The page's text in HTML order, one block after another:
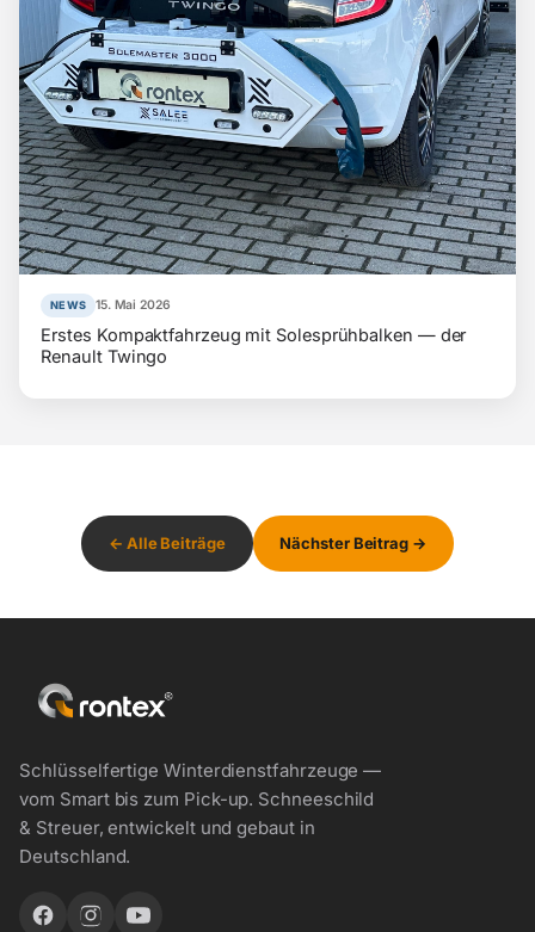
NEWS 15. Mai 2026
Erstes Kompaktfahrzeug mit Solesprühbalken — der
Renault Twingo
← Alle Beiträge Nächster Beitrag →
Schlüsselfertige Winterdienstfahrzeuge —
vom Smart bis zum Pick-up. Schneeschild
& Streuer, entwickelt und gebaut in
Deutschland.